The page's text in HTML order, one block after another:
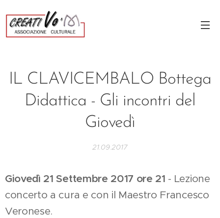
IL CLAVICEMBALO Bottega
Didattica - Gli incontri del
Giovedì
21.09.2017
Giovedì 21 Settembre 2017 ore 21 - Lezione
concerto a cura e con il Maestro Francesco
Veronese.